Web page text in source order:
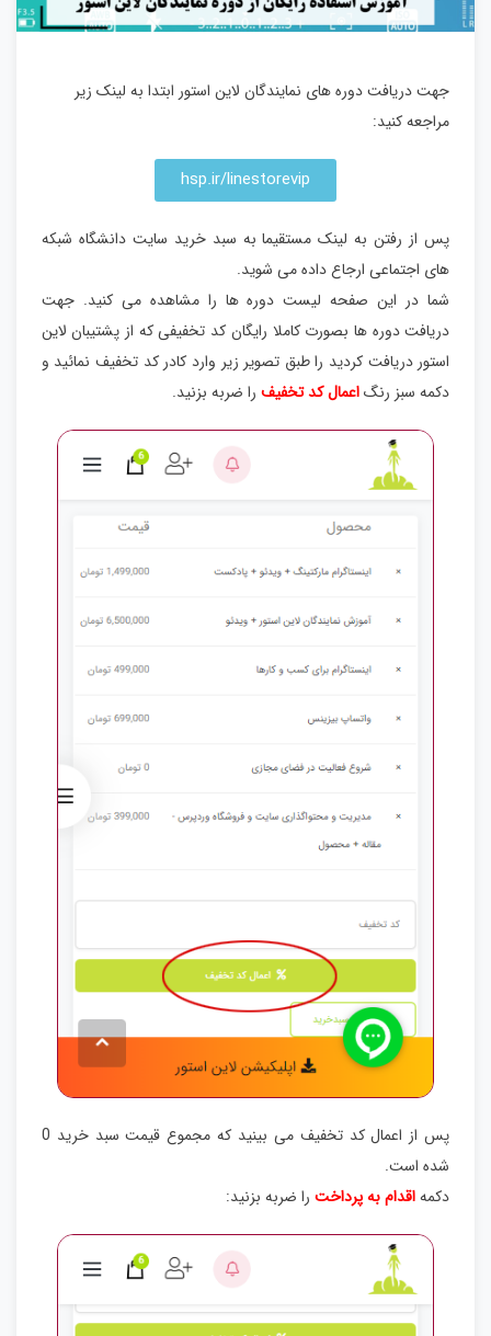
جهت دریافت دوره های نمایندگان لاین استور ابتدا به لینک زیر
مراجعه کنید:
hsp.ir/linestorevip
پس از رفتن به لینک مستقیما به سبد خرید سایت دانشگاه شبکه
های اجتماعی ارجاع داده می شوید.
شما در این صفحه لیست دوره ها را مشاهده می کنید. جهت
دریافت دوره ها بصورت کاملا رایگان کد تخفیفی که از پشتیبان لاین
استور دریافت کردید را طبق تصویر زیر وارد کادر کد تخفیف نمائید و
دکمه سبز رنگاعمال کد تخفیفرا ضربه بزنید.
پس از اعمال کد تخفیف می بینید که مجموع قیمت سبد خرید 0
شده است.
دکمهاقدام به پرداخترا ضربه بزنید: